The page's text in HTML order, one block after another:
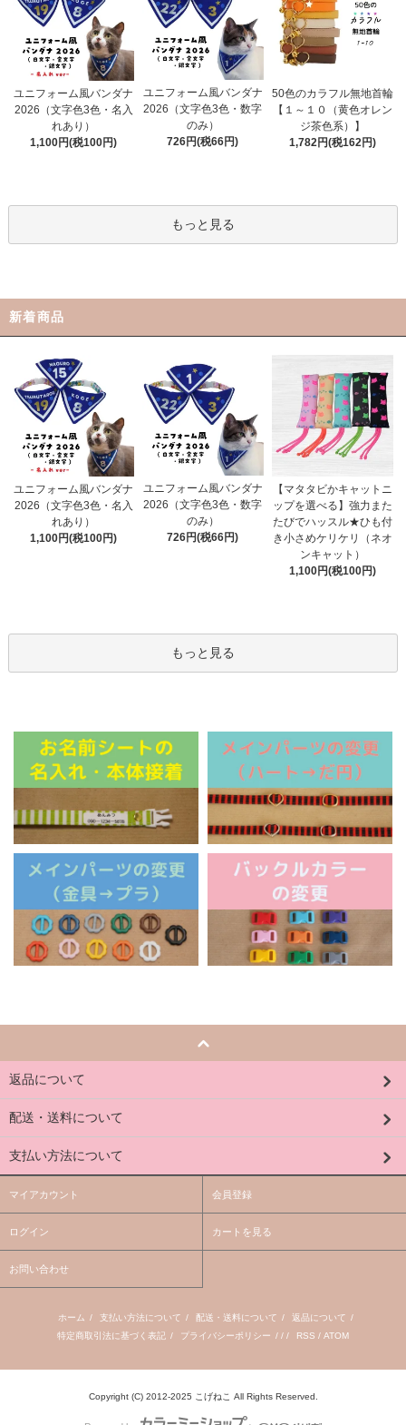
ユニフォーム風バンダナ
2026（文字色3色・名入
れあり）
1,100円(税100円)
ユニフォーム風バンダナ
2026（文字色3色・数字
のみ）
726円(税66円)
50色のカラフル無地首輪
【１～１０（黄色オレン
ジ茶色系）】
1,782円(税162円)
もっと見る
新着商品
ユニフォーム風バンダナ
2026（文字色3色・名入
れあり）
1,100円(税100円)
ユニフォーム風バンダナ
2026（文字色3色・数字
のみ）
726円(税66円)
【マタタビかキャットニ
ップを選べる】強力また
たびでハッスル★ひも付
き小さめケリケリ（ネオ
ンキャット）
1,100円(税100円)
もっと見る
返品について
配送・送料について
支払い方法について
マイアカウント 会員登録
ログイン カートを見る
お問い合わせ
ホーム / 支払い方法について / 配送・送料について / 返品について /
特定商取引法に基づく表記 / プライバシーポリシー / / / RSS / ATOM
Copyright (C) 2012-2025 こげねこ All Rights Reserved.